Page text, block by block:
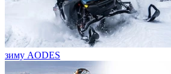
зиму AODES